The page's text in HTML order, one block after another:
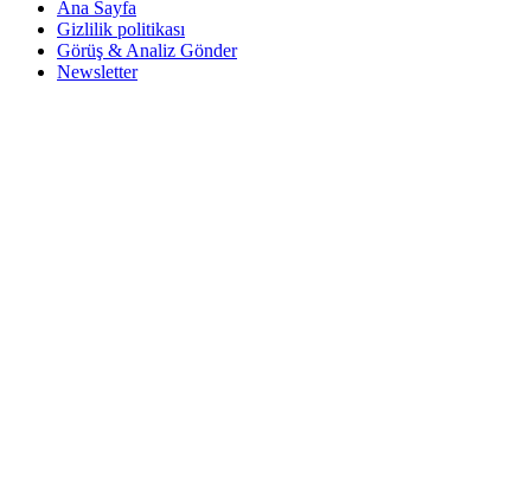
Ana Sayfa
Gizlilik politikası
Görüş & Analiz Gönder
Newsletter